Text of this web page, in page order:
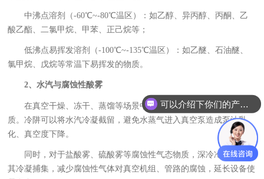
中沸点溶剂（-60℃~-80℃温区）：如乙醇、异丙醇、丙酮、乙
酸乙酯、二氯甲烷、甲苯、正己烷等；
低沸点易挥发溶剂（-100℃~-135℃温区）：如乙醚、石油醚、
氯甲烷、戊烷等常温下易挥发的物质。
2、水汽与腐蚀性酸雾
在真空干燥、冻干、蒸馏等场景中，水蒸气是较为常见的可凝物
质。冷阱可以将水汽冷凝截留，避免水蒸气进入真空泵造成泵油乳
化、真空度下降。
同时，对于盐酸雾、硫酸雾等腐蚀性气态物质，深冷冷阱也能将
其冷凝捕集，减少腐蚀性气体对真空机组、管路的腐蚀，延长设备使
可以介绍下你们的产品么？